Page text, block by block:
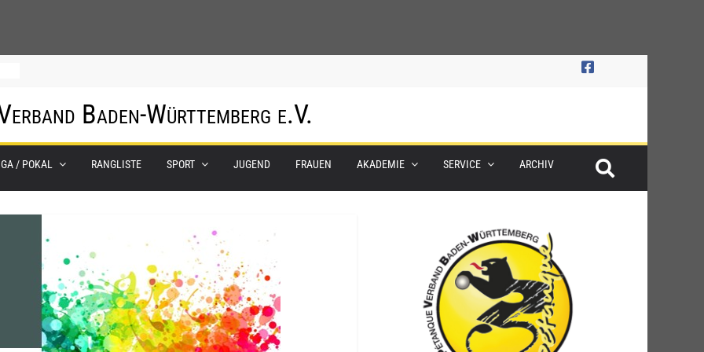
Baden-Württemberg e.V.
/ POKAL RANGLISTE SPORT JUGEND FRAUEN AKADEMIE SERVICE ARCHIV